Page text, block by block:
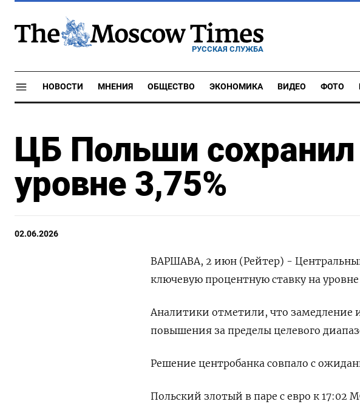
РУССКАЯ СЛУЖБА
НОВОСТИ МНЕНИЯ ОБЩЕСТВО ЭКОНОМИКА ВИДЕО ФОТО
ЦБ Польши сохранил
уровне 3,75%
02.06.2026
ВАРШАВА, 2 июн (Рейтер) -
ключевую ​процентную ​ставку на уровне
Аналитики ⁠отметили, ‌что замедление
повышения ​за пределы ‌целевого
Решение центробанка совпало с
Польский ​злотый в паре с евро к 17:02